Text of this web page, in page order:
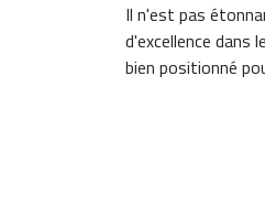
Il n'est pas
d'excellence dans
bien positionné